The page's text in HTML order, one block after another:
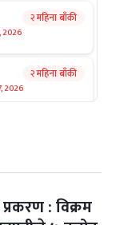
2026
२ महिना बाँकी
2026
२ महिना बाँकी
2026 : विक्रम